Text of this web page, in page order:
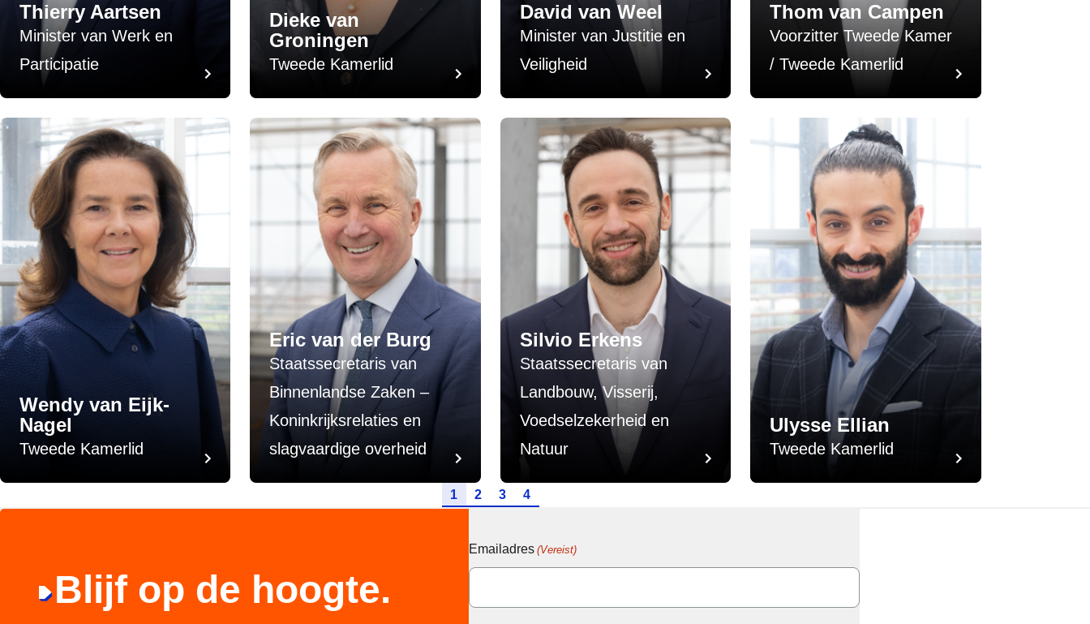
Thierry Aartsen
Minister van Werk en
Participatie
Dieke van
Groningen
Tweede Kamerlid
David van Weel
Minister van Justitie en
Veiligheid
Thom van Campen
Voorzitter Tweede Kamer
/ Tweede Kamerlid
Wendy van Eijk-
Nagel
Tweede Kamerlid
Eric van der Burg
Staatssecretaris van
Binnenlandse Zaken –
Koninkrijksrelaties en
slagvaardige overheid
Silvio Erkens
Staatssecretaris van
Landbouw, Visserij,
Voedselzekerheid en
Natuur
Ulysse Ellian
Tweede Kamerlid
Ga naar pagina
1 Ga naar pagina
2 Ga naar pagina
3 Ga naar pagina
4
Blijf op de hoogte.
Emailadres (Vereist)